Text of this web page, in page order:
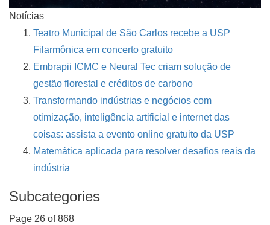
Notícias
Teatro Municipal de São Carlos recebe a USP
Filarmônica em concerto gratuito
Embrapii ICMC e Neural Tec criam solução de
gestão florestal e créditos de carbono
Transformando indústrias e negócios com
otimização, inteligência artificial e internet das
coisas: assista a evento online gratuito da USP
Matemática aplicada para resolver desafios reais da
indústria
Subcategories
Page 26 of 868